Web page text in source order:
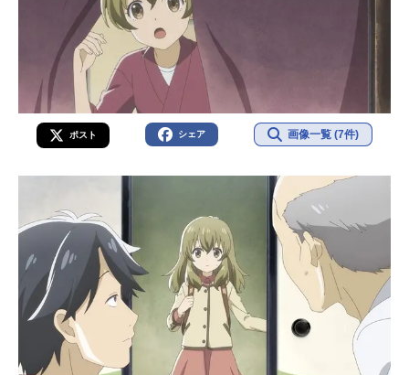
ポスト シェア 画像一覧 (7件)